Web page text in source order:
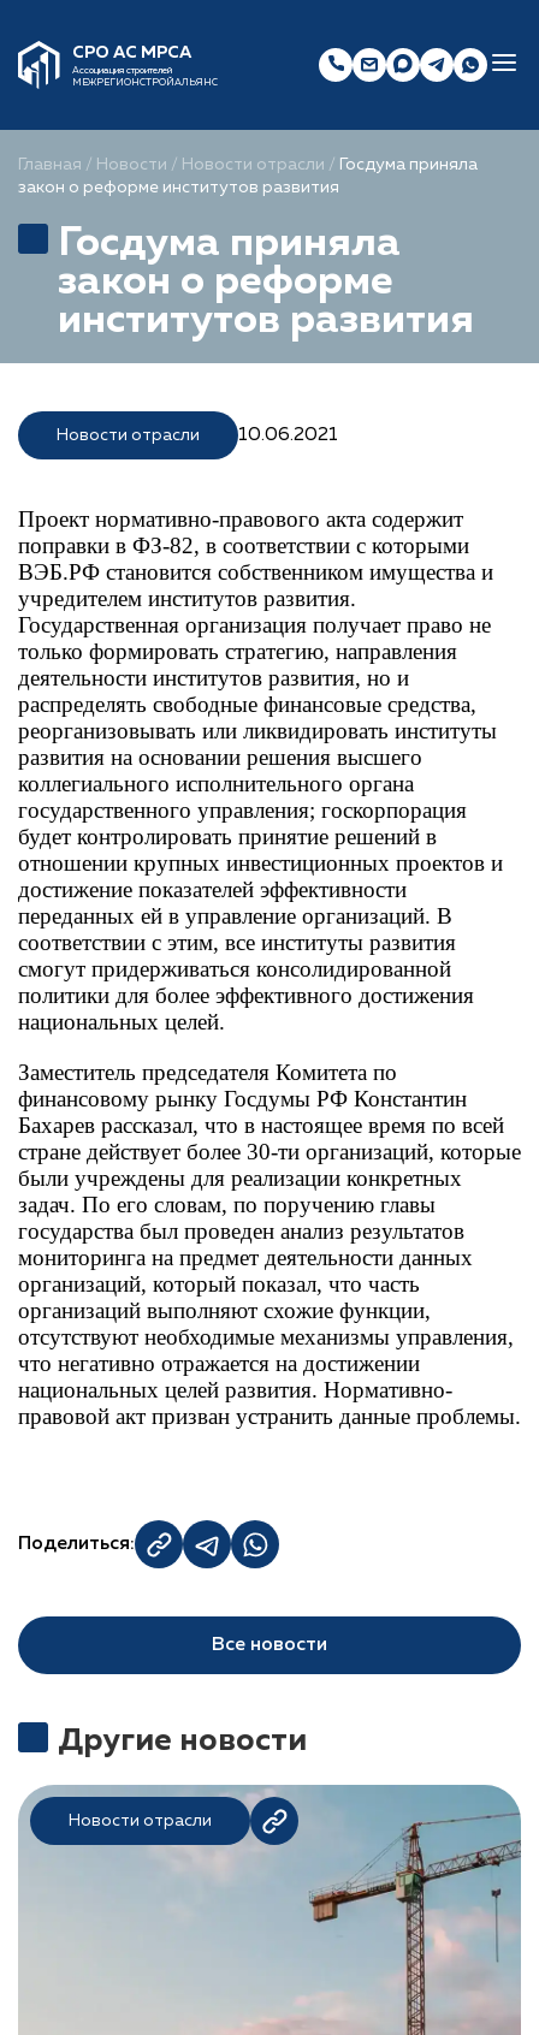
СРО АС МРСА
Ассоциация строителей
МЕЖРЕГИОНСТРОЙАЛЬЯНС
Главная / Новости / Новости отрасли /
Госдума приняла
закон о реформе институтов развития
Госдума приняла
закон о реформе
институтов развития
Новости отрасли 10.06.2021
Проект нормативно-правового акта содержит
поправки в ФЗ-82, в соответствии с которыми
ВЭБ.РФ становится собственником имущества и
учредителем институтов развития.
Государственная организация получает право не
только формировать стратегию, направления
деятельности институтов развития, но и
распределять свободные финансовые средства,
реорганизовывать или ликвидировать институты
развития на основании решения высшего
коллегиального исполнительного органа
государственного управления; госкорпорация
будет контролировать принятие решений в
отношении крупных инвестиционных проектов и
достижение показателей эффективности
переданных ей в управление организаций. В
соответствии с этим, все институты развития
смогут придерживаться консолидированной
политики для более эффективного достижения
национальных целей.
Заместитель председателя Комитета по
финансовому рынку Госдумы РФ Константин
Бахарев рассказал, что в настоящее время по всей
стране действует более 30-ти организаций, которые
были учреждены для реализации конкретных
задач. По его словам, по поручению главы
государства был проведен анализ результатов
мониторинга на предмет деятельности данных
организаций, который показал, что часть
организаций выполняют схожие функции,
отсутствуют необходимые механизмы управления,
что негативно отражается на достижении
национальных целей развития. Нормативно-
правовой акт призван устранить данные проблемы.
Поделиться:
Все новости
Другие новости
Новости отрасли